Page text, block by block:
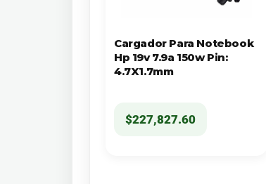
Cargador Para Notebook
Hp 19v 7.9a 150w Pin:
4.7X1.7mm
$227,827.60